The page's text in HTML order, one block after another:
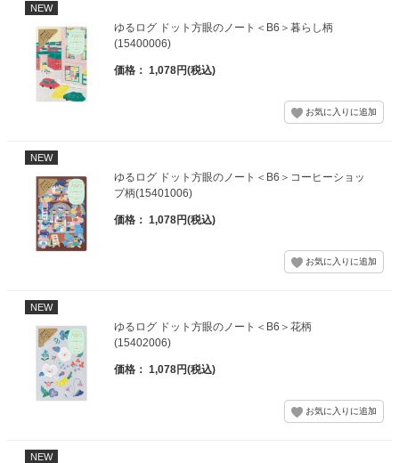
NEW
ゆるログ ドット方眼のノート＜B6＞暮らし柄
(15400006)
価格： 1,078円(税込)
NEW
ゆるログ ドット方眼のノート＜B6＞コーヒーショッ
プ柄(15401006)
価格： 1,078円(税込)
NEW
ゆるログ ドット方眼のノート＜B6＞花柄
(15402006)
価格： 1,078円(税込)
NEW